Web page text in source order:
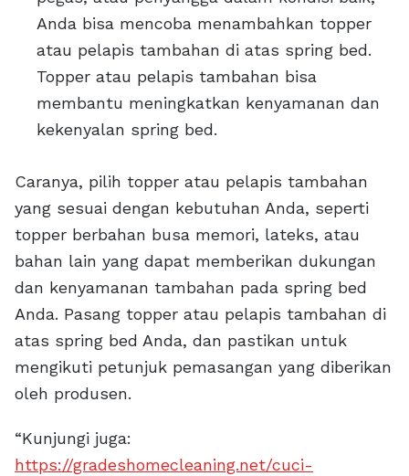
Anda bisa mencoba menambahkan topper
atau pelapis tambahan di atas spring bed.
Topper atau pelapis tambahan bisa
membantu meningkatkan kenyamanan dan
kekenyalan spring bed.
Caranya, pilih topper atau pelapis tambahan
yang sesuai dengan kebutuhan Anda, seperti
topper berbahan busa memori, lateks, atau
bahan lain yang dapat memberikan dukungan
dan kenyamanan tambahan pada spring bed
Anda. Pasang topper atau pelapis tambahan di
atas spring bed Anda, dan pastikan untuk
mengikuti petunjuk pemasangan yang diberikan
oleh produsen.
“Kunjungi juga:
https://gradeshomecleaning.net/cuci-